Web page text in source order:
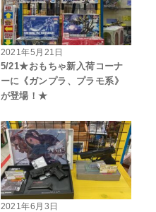
2021年5月21日
5/21★おもちゃ新入荷コーナ
ーに《ガンプラ、プラモ系》
が登場！★
2021年6月3日